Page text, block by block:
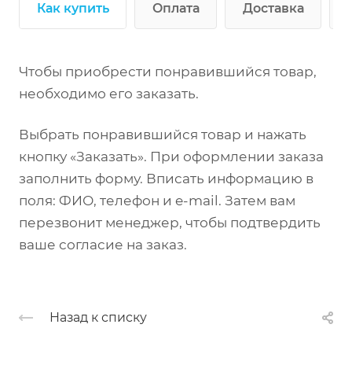
Как купить Оплата Доставка
Чтобы приобрести понравившийся товар,
необходимо его заказать.
Выбрать понравившийся товар и нажать
кнопку «Заказать». При оформлении заказа
заполнить форму. Вписать информацию в
поля: ФИО, телефон и e-mail. Затем вам
перезвонит менеджер, чтобы подтвердить
ваше согласие на заказ.
Назад к списку